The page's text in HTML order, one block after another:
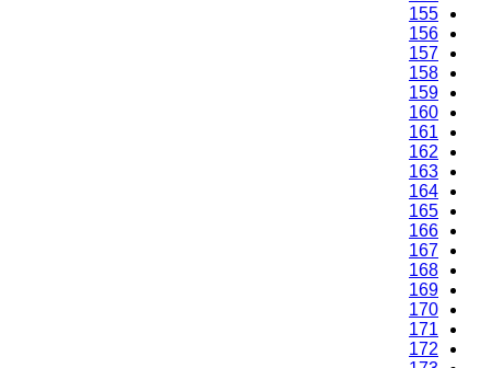
155
156
157
158
159
160
161
162
163
164
165
166
167
168
169
170
171
172